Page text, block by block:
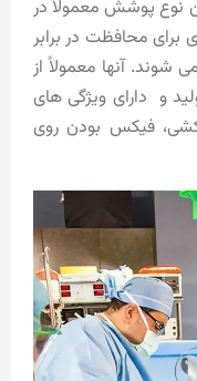
نوع پوشش معمولاً در
برای محافظت در برابر
شوند. آنها معمولاً از
و دارای ویژگی های
فیکس بودن روی